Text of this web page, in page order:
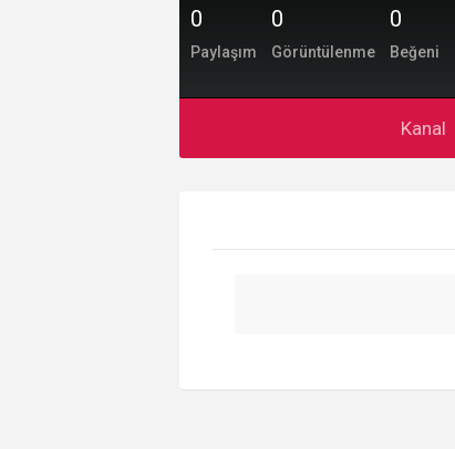
0
Paylaşım
0
Görüntülenme
0
Beğeni
Kanal